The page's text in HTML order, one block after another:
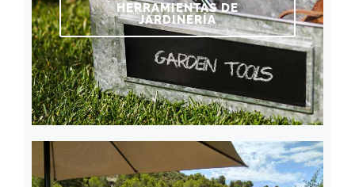
HERRAMIENTAS DE
JARDINERÍA